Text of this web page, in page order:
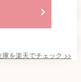
庫を楽天でチェック >>